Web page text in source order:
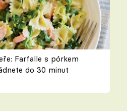
Farfalle s pórkem
do 30 minut